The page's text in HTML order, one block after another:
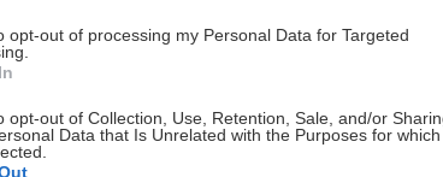
opt-out of processing my Personal Data for Targeted
opt-out of Collection, Use, Retention, Sale, and/or
Data that Is Unrelated with the Purposes for